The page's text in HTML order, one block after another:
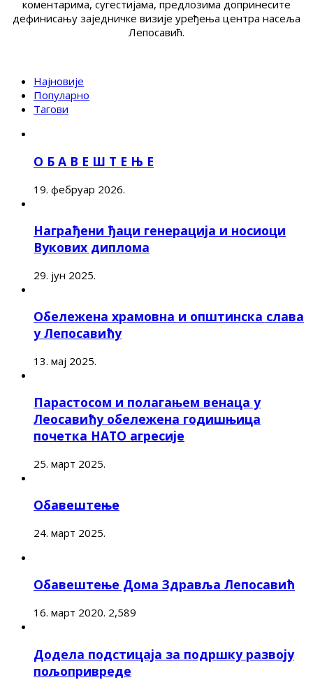
коментарима, сугестијама, предлозима допринесите
дефинисању заједничке визије уређења центра насеља
Лепосавић.
Најновије
Популарно
Тагови
О Б А В Е Ш Т Е Њ Е
19. фебруар 2026.
Награђени ђаци генерација и носиоци
Вукових диплома
29. јун 2025.
Обележена храмовна и општинска слава
у Лепосавићу
13. мај 2025.
Парастосом и полагањем венаца у
Леосавићу обележена годишњица
почетка НАТО агресије
25. март 2025.
Обавештење
24. март 2025.
Обавештење Дома Здравља Лепосавић
16. март 2020. 2,589
Додела подстицаја за подршку развоју
пољопривреде